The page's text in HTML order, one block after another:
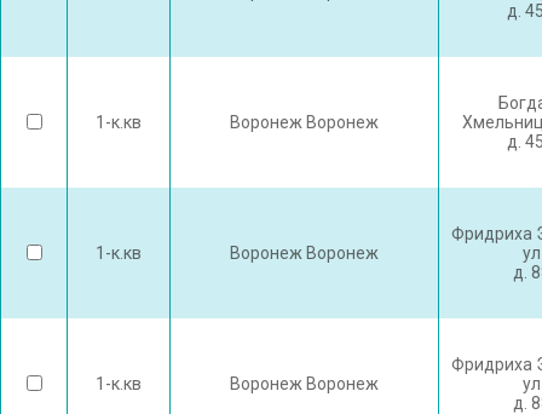
д.
1-к.кв Воронеж Воронеж
д.
1-к.кв Воронеж Воронеж
Фридриха
ул
д.
1-к.кв Воронеж Воронеж
Фридриха
ул
д.